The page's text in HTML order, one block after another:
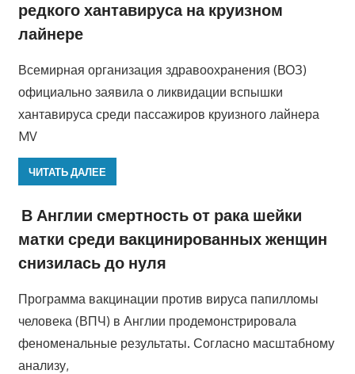
редкого хантавируса на круизном
лайнере
Всемирная организация здравоохранения (ВОЗ)
официально заявила о ликвидации вспышки
хантавируса среди пассажиров круизного лайнера
MV
ЧИТАТЬ ДАЛЕЕ
В Англии смертность от рака шейки
матки среди вакцинированных женщин
снизилась до нуля
Программа вакцинации против вируса папилломы
человека (ВПЧ) в Англии продемонстрировала
феноменальные результаты. Согласно масштабному
анализу,